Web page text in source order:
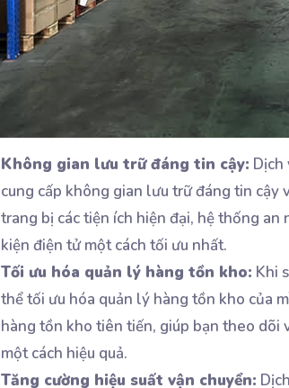
Không gian lưu trữ đáng tin cậy: Dịch
cung cấp không gian lưu trữ đáng tin cậy
trang bị các tiện ích hiện đại, hệ thống
kiện điện tử một cách tối ưu nhất.
Tối ưu hóa quản lý hàng tồn kho: Khi
thể tối ưu hóa quản lý hàng tồn kho của
hàng tồn kho tiên tiến, giúp bạn theo
một cách hiệu quả.
Tăng cường hiệu suất vận chuyển: